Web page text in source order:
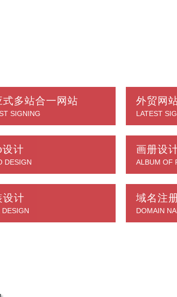
式多站合一网站
SIGNING
外贸网
LATEST
设计
DESIGN
画册设
ALBUM OF
设计
DESIGN
域名注
DOMAIN